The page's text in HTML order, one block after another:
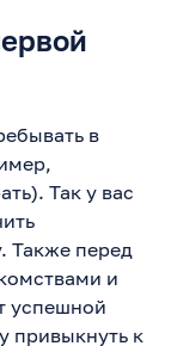
в
Так у вас
Также перед
и
успешной
привыкнуть к